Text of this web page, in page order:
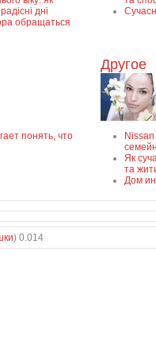
дні
обращаться
понять, что
Другое
Як
та
Дом
) 0.014